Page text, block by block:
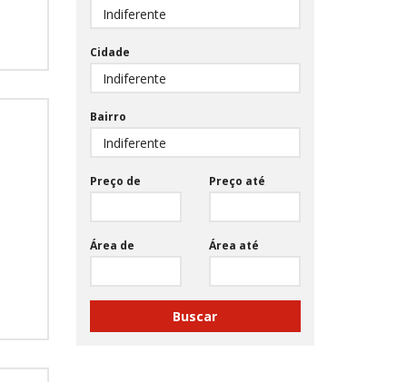
Cidade
Bairro
Preço de Preço até
Área de Área até
Buscar